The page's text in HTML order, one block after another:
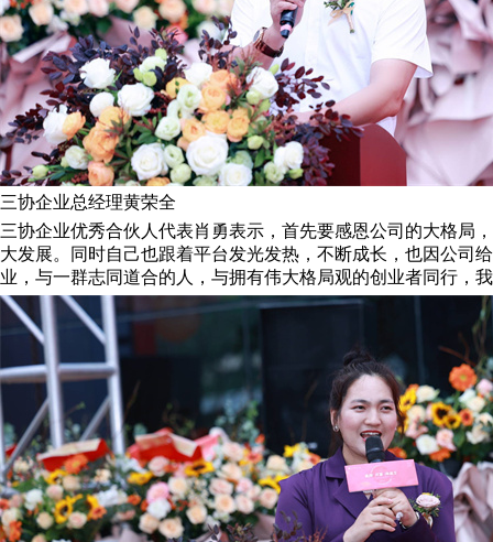
三协企业总经理黄荣全
三协企业优秀合伙人代表肖勇表示，首先要感恩公司的大格局
大发展。同时自己也跟着平台发光发热，不断成长，也因公司
业，与一群志同道合的人，与拥有伟大格局观的创业者同行，